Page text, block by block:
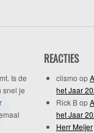
Is de
snel je
REACTIES
clismo op
het Jaar
Rick Bop
het Jaar
Herr Meijer